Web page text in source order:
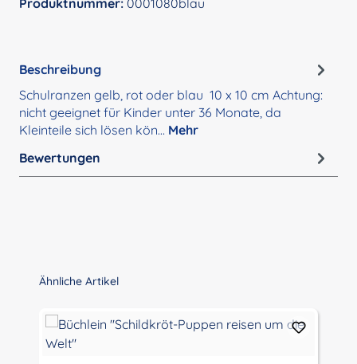
Produktnummer: 0001080blau
Beschreibung
Schulranzen gelb, rot oder blau 10 x 10 cm Achtung:
nicht geeignet für Kinder unter 36 Monate, da
Kleinteile sich lösen kön… Mehr
Bewertungen
Produktgalerie überspringen
Ähnliche Artikel